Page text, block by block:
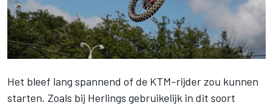
Het bleef lang spannend of de KTM-rijder zou kunnen
starten. Zoals bij Herlings gebruikelijk in dit soort